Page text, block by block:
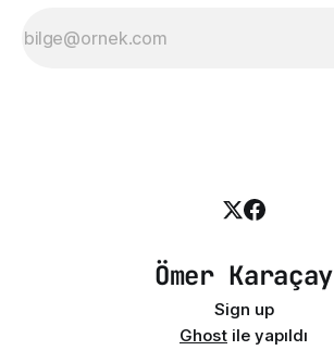
Ömer Karaçay
Sign up
Ghost ile yapıldı